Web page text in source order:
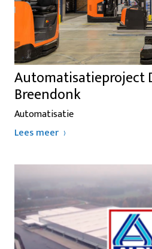
Automatisatieproject
Breendonk
Automatisatie
Lees meer